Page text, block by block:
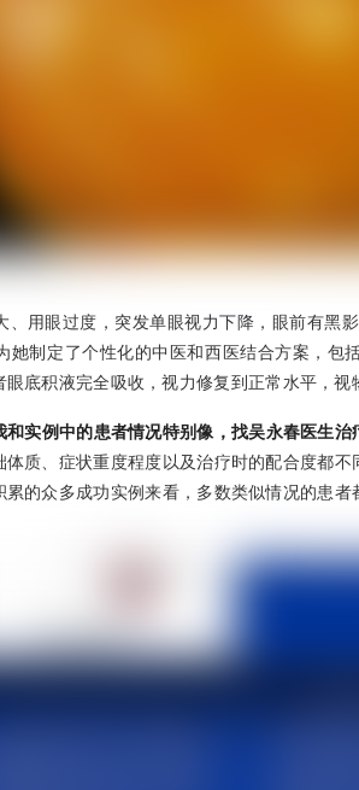
、用眼过度，突发单眼视力下降，眼前有黑
她制定了个性化的中医和西医结合方案，包
底积液完全吸收，视力修复到正常水平，视
实例中的患者情况特别像，找吴永春医生治
质、症状重度程度以及治疗时的配合度都
的众多成功实例来看，多数类似情况的患